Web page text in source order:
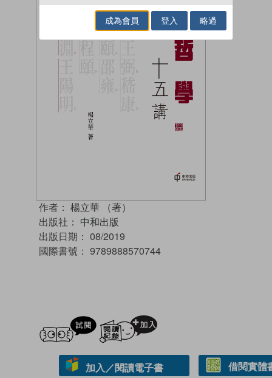
作者： 楊立華 （著）
出版社： 中和出版
出版日期： 08/2019
國際書號： 9789888570744
試閲
加入／閱讀電子書 借閱實體
成為會員 登入 略過